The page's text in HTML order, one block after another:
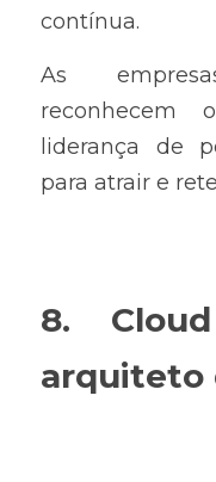
contínua.
As
liderança de
para atrair e
8.
arquiteto